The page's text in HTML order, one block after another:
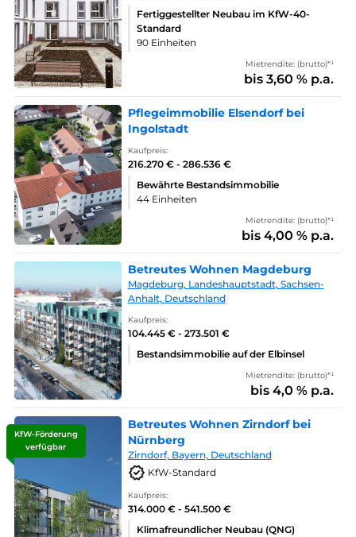
Fertiggestellter Neubau im KfW-40-
Standard
90 Einheiten
Mietrendite: (brutto)*¹
bis 3,60 % p.a.
Pflegeimmobilie Elsendorf bei
Ingolstadt
Kaufpreis:
216.270 € - 286.536 €
Bewährte Bestandsimmobilie
44 Einheiten
Mietrendite: (brutto)*¹
bis 4,00 % p.a.
Betreutes Wohnen Magdeburg
Magdeburg, Landeshauptstadt, Sachsen-
Anhalt, Deutschland
Kaufpreis:
104.445 € - 273.501 €
Bestandsimmobilie auf der Elbinsel
Mietrendite: (brutto)*¹
bis 4,0 % p.a.
KfW-Förderung
verfügbar
Betreutes Wohnen Zirndorf bei
Nürnberg
Zirndorf, Bayern, Deutschland
KfW-Standard
Kaufpreis:
314.000 € - 541.500 €
Klimafreundlicher Neubau (QNG)